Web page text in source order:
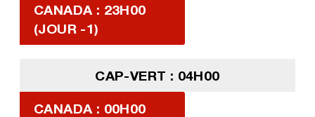
CANADA : 23H00
(JOUR -1)
CAP-VERT : 04H00
CANADA : 00H00